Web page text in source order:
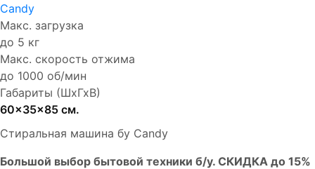
Candy
Макс. загрузка
до 5 кг
Макс. скорость отжима
до 1000 об/мин
Габариты (ШхГхВ)
60x35x85 см.
Стиральная машина бу Candy
Бoльшой выбоp бытовой техники б/у. СКИДКА до 15%